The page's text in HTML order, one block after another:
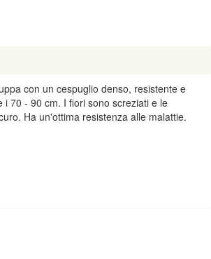
con un cespuglio denso, resistente e
i 70 - 90 cm. I fiori sono screziati e le
Ha un'ottima resistenza alle malattie.